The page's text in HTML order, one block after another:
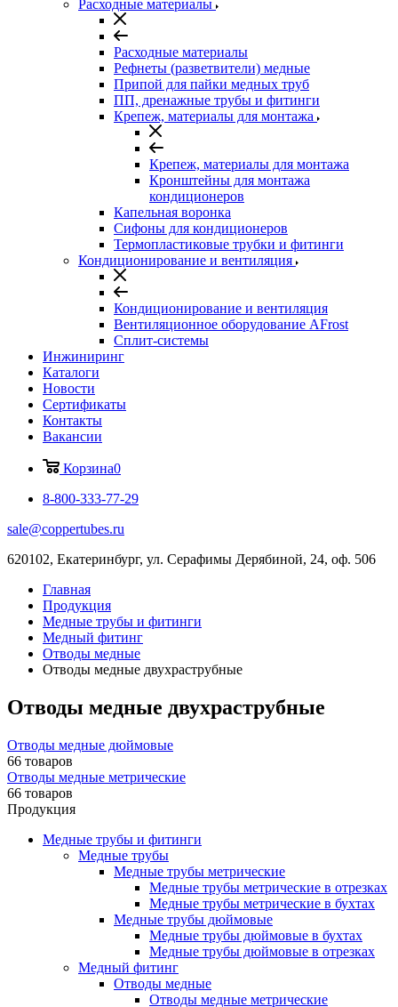
Расходные материалы
Расходные материалы
Рефнеты (разветвители) медные
Припой для пайки медных труб
ПП, дренажные трубы и фитинги
Крепеж, материалы для монтажа
Крепеж, материалы для монтажа
Кронштейны для монтажа
кондиционеров
Капельная воронка
Сифоны для кондиционеров
Термопластиковые трубки и фитинги
Кондиционирование и вентиляция
Кондиционирование и вентиляция
Вентиляционное оборудование AFrost
Сплит-системы
Инжиниринг
Каталоги
Новости
Сертификаты
Контакты
Вакансии
Корзина0
8-800-333-77-29
sale@coppertubes.ru
620102, Екатеринбург, ул. Серафимы Дерябиной, 24, оф. 506
Главная
Продукция
Медные трубы и фитинги
Медный фитинг
Отводы медные
Отводы медные двухраструбные
Отводы медные двухраструбные
Отводы медные дюймовые
66 товаров
Отводы медные метрические
66 товаров
Продукция
Медные трубы и фитинги
Медные трубы
Медные трубы метрические
Медные трубы метрические в отрезках
Медные трубы метрические в бухтах
Медные трубы дюймовые
Медные трубы дюймовые в бухтах
Медные трубы дюймовые в отрезках
Медный фитинг
Отводы медные
Отводы медные метрические